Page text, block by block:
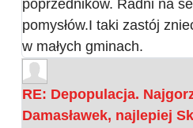
poprzednikow. Radni na
pomysłów.I taki zastój
w małych gminach.
RE: Depopulacja.
Damasławek, najlepiej